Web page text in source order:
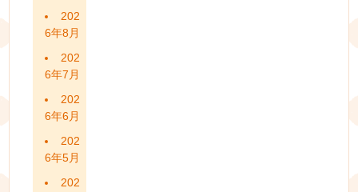
202
6年8月
202
6年7月
202
6年6月
202
6年5月
202